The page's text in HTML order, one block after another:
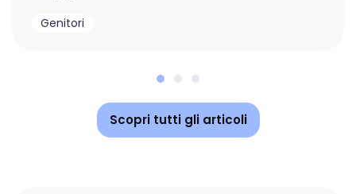
Genitori
Scopri tutti gli articoli